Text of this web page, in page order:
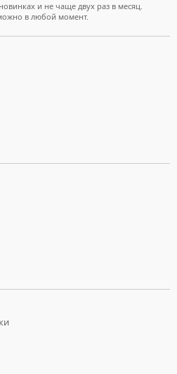
и не чаще двух раз в месяц.
в любой момент.